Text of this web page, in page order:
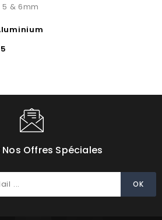
& 6mm
Nos Offres Spéciales